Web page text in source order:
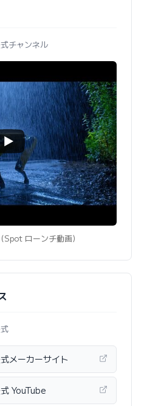
チャンネル
ローンチ動画)
メーカーサイト
YouTube